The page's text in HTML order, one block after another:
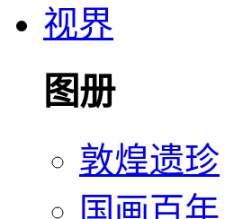
视界
图册
敦煌遗珍
国画百年